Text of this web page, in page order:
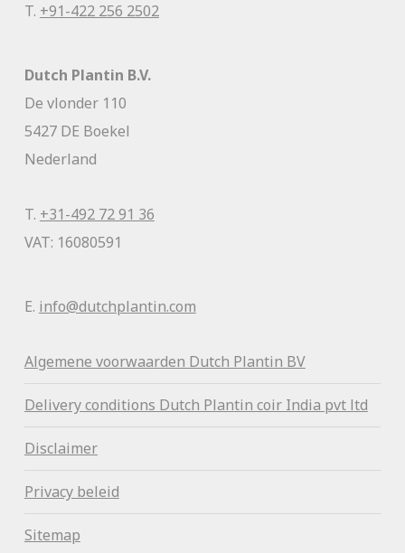
T. +91-422 256 2502
Dutch Plantin B.V.
De vlonder 110
5427 DE Boekel
Nederland
T. +31-492 72 91 36
VAT: 16080591
E. info@dutchplantin.com
Algemene voorwaarden Dutch Plantin BV
Delivery conditions Dutch Plantin coir India pvt ltd
Disclaimer
Privacy beleid
Sitemap